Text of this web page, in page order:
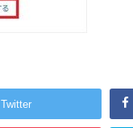
Twitter